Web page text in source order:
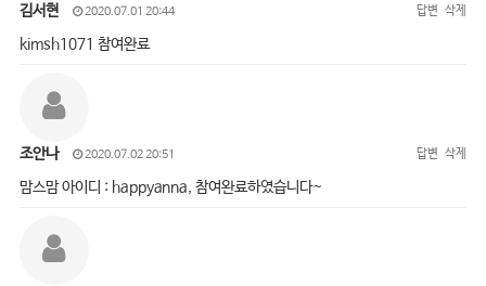
김서현 2020.07.01 20:44 답변 삭제
kimsh1071 참여완료
조안나 2020.07.02 20:51 답변 삭제
맘스맘 아이디 : happyanna, 참여완료하였습니다~